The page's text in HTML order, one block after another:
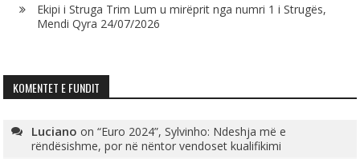
Ekipi i Struga Trim Lum u mirëprit nga numri 1 i Strugës,
Mendi Qyra 24/07/2026
KOMENTET E FUNDIT
Luciano on“Euro 2024”, Sylvinho: Ndeshja më e
rëndësishme, por në nëntor vendoset kualifikimi